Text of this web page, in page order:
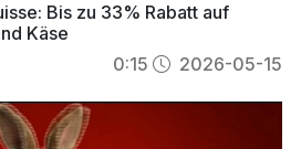
Bis zu 33% Rabatt auf
Käse
0:15 2026-05-15